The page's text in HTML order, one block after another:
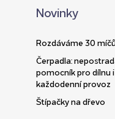
Novinky
Rozdáváme 30
Čerpadla:
pomocník pro dílnu i
každodenní provoz
Štípačky na dřevo